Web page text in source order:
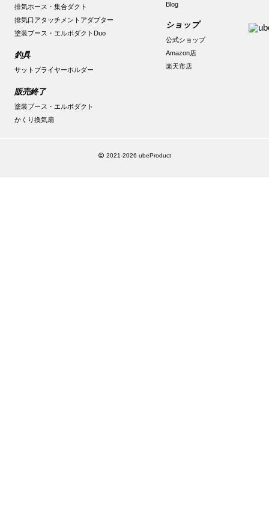
排気ホース・集合ダクト
排気口アタッチメントアダプター
塗装ブース・エルボダクトDuo
釣具
サットプライヤーホルダー
販売終了
塗装ブース・エルボダクト
かくり換気扇
Blog
ショップ
公式ショップ
Amazon店
楽天市店
2021-2026 ubeProduct